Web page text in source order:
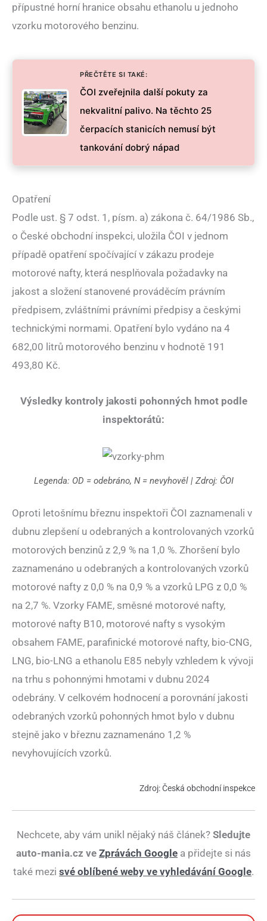
přípustné horní hranice obsahu ethanolu u jednoho
vzorku motorového benzinu.
PŘEČTĚTE SI TAKÉ:
ČOI zveřejnila další pokuty za
nekvalitní palivo. Na těchto 25
čerpacích stanicích nemusí být
tankování dobrý nápad
Opatření
Podle ust. § 7 odst. 1, písm. a) zákona č. 64/1986 Sb.,
o České obchodní inspekci, uložila ČOI v jednom
případě opatření spočívající v zákazu prodeje
motorové nafty, která nesplňovala požadavky na
jakost a složení stanovené prováděcím právním
předpisem, zvláštními právními předpisy a českými
technickými normami. Opatření bylo vydáno na 4
682,00 litrů motorového benzinu v hodnotě 191
493,80 Kč.
Výsledky kontroly jakosti pohonných hmot podle
inspektorátů:
Legenda: OD = odebráno, N = nevyhověl | Zdroj: ČOI
Oproti letošnímu březnu inspektoři ČOI zaznamenali v
dubnu zlepšení u odebraných a kontrolovaných vzorků
motorových benzinů z 2,9 % na 1,0 %. Zhoršení bylo
zaznamenáno u odebraných a kontrolovaných vzorků
motorové nafty z 0,0 % na 0,9 % a vzorků LPG z 0,0 %
na 2,7 %. Vzorky FAME, směsné motorové nafty,
motorové nafty B10, motorové nafty s vysokým
obsahem FAME, parafinické motorové nafty, bio-CNG,
LNG, bio-LNG a ethanolu E85 nebyly vzhledem k vývoji
na trhu s pohonnými hmotami v dubnu 2024
odebrány. V celkovém hodnocení a porovnání jakosti
odebraných vzorků pohonných hmot bylo v dubnu
stejně jako v březnu zaznamenáno 1,2 %
nevyhovujících vzorků.
Zdroj: Česká obchodní inspekce
Nechcete, aby vám unikl nějaký náš článek? Sledujte
auto-mania.cz ve Zprávách Google a přidejte si nás
také mezi své oblíbené weby ve vyhledávání Google.